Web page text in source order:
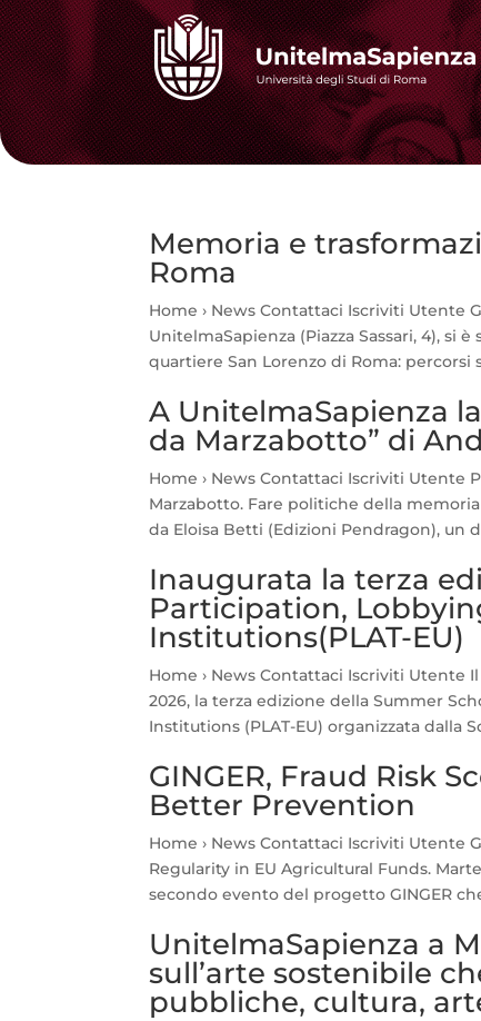
Memoria e
Roma
Home › News Contattaci Iscriviti Utente
UnitelmaSapienza (Piazza Sassari, 4), si
quartiere San Lorenzo di Roma: percorsi
A UnitelmaSapienza
da Marzabotto” di
Home › News Contattaci Iscriviti Utente
Marzabotto. Fare politiche della
da Eloisa Betti (Edizioni Pendragon), un
Inaugurata la terza
Participation,
Institutions(PLAT-EU)
Home › News Contattaci Iscriviti Utente
2026, la terza edizione della Summer
Institutions (PLAT-EU) organizzata dalla
GINGER, Fraud Risk
Better Prevention
Home › News Contattaci Iscriviti Utente
Regularity in EU Agricultural Funds.
secondo evento del progetto GINGER
UnitelmaSapienza a
sull’arte sostenibile
pubbliche, cultura,